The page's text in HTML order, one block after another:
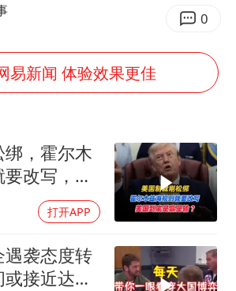
哪吒汽车南宁工厂设备降价20%拍卖
郑国霖回应去景区上班被保安拦下
“深圳地面沉降致车辆损坏”不实
奋进开新局 实干挑大梁
0
易新闻 体验效果更佳
，霍尔木
改写，美
打开APP
袭态度转
接近达成